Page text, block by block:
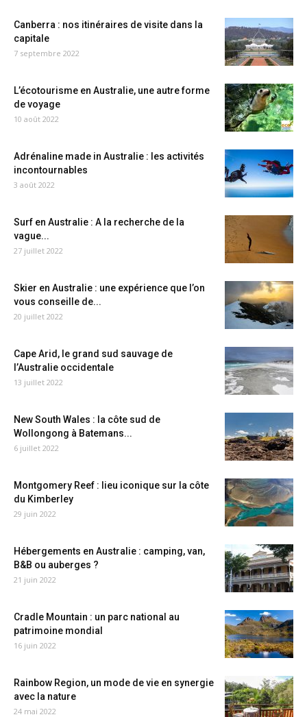
Canberra : nos itinéraires de visite dans la
capitale
7 septembre 2022
L’écotourisme en Australie, une autre forme
de voyage
10 août 2022
Adrénaline made in Australie : les activités
incontournables
3 août 2022
Surf en Australie : A la recherche de la
vague...
27 juillet 2022
Skier en Australie : une expérience que l’on
vous conseille de...
20 juillet 2022
Cape Arid, le grand sud sauvage de
l’Australie occidentale
13 juillet 2022
New South Wales : la côte sud de
Wollongong à Batemans...
6 juillet 2022
Montgomery Reef : lieu iconique sur la côte
du Kimberley
29 juin 2022
Hébergements en Australie : camping, van,
B&B ou auberges ?
21 juin 2022
Cradle Mountain : un parc national au
patrimoine mondial
16 juin 2022
Rainbow Region, un mode de vie en synergie
avec la nature
24 mai 2022